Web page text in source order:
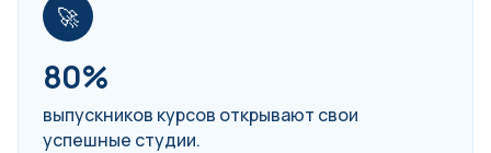
🚀
80%
выпускников курсов открывают свои
успешные студии.